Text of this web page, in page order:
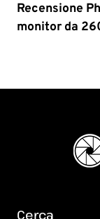
Recensione
monitor da
Cerca